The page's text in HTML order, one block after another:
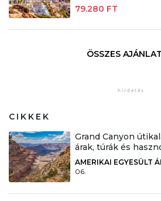
79.280 FT
ÖSSZES AJÁNLAT
CIKKEK
Grand Canyon
árak, túrák és
AMERIKAI EGYESÜLT
06.